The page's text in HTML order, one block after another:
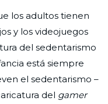
los adultos tienen
y los videojuegos
del sedentarismo
está siempre
el sedentarismo –
del gamer